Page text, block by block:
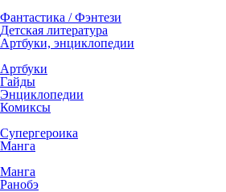
Фантастика / Фэнтези
Детская литература
Артбуки, энциклопедии
Артбуки
Гайды
Энциклопедии
Комиксы
Супергероика
Манга
Манга
Ранобэ